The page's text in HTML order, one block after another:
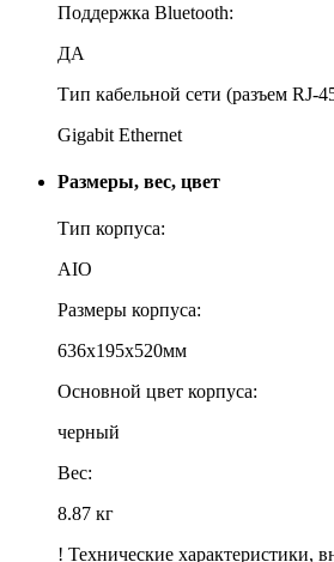
Поддержка Bluetooth:
ДА
Тип кабельной сети (разъем RJ-
Gigabit Ethernet
Размеры, вес, цвет
Тип корпуса:
AIO
Размеры корпуса:
636x195x520мм
Основной цвет корпуса:
черный
Вес:
8.87 кг
! Технические характеристики,